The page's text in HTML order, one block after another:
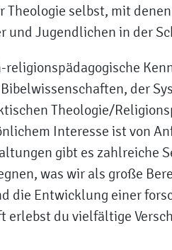
Theologie selbst, mit
und Jugendlichen in der
der
Theologie/
Interesse ist von
gibt es zahlreiche
was wir als große
die Entwicklung einer
erlebst du vielfältige